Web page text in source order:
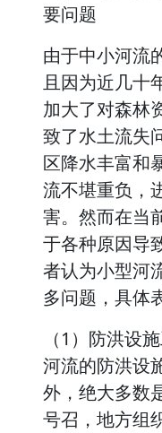
要问题
由于中小河流
且因为近几十
加大了对森林
致了水土流失
区降水丰富和
流不堪重负，
害。然而在当
于各种原因导
者认为小型河
多问题，具体
（1）防洪设
河流的防洪设
外，绝大多数
号召，地方组